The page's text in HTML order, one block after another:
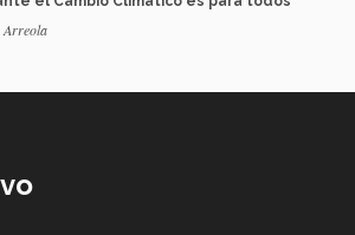
Arreola